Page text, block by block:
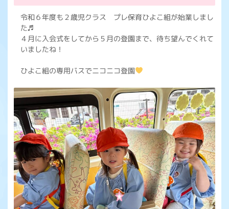
令和６年度も２歳児クラス プレ保育ひよこ組が始業しまし
た♬
４月に入会式をしてから５月の登園まで、待ち望んでくれて
いましたね！
ひよこ組の専用バスでニコニコ登園